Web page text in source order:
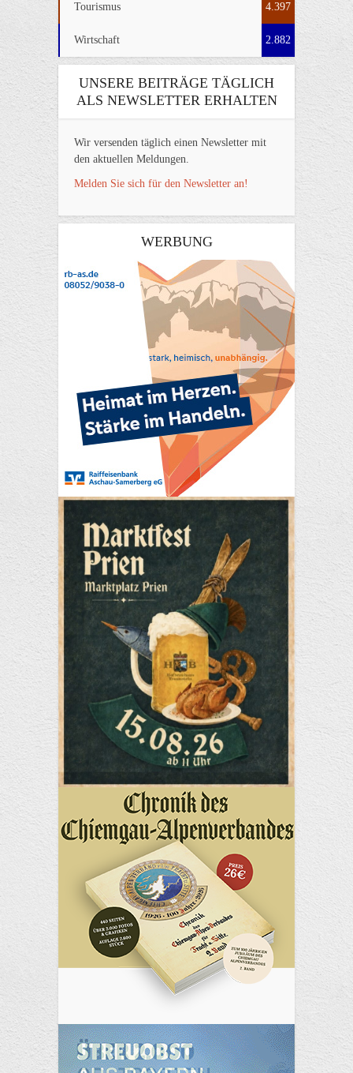
Tourismus 4.397
Wirtschaft 2.882
UNSERE BEITRÄGE TÄGLICH
ALS NEWSLETTER ERHALTEN
Wir versenden täglich einen Newsletter mit
den aktuellen Meldungen.
Melden Sie sich für den Newsletter an!
WERBUNG